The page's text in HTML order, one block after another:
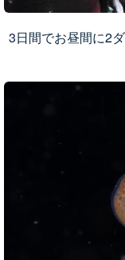
3日間でお昼間に2